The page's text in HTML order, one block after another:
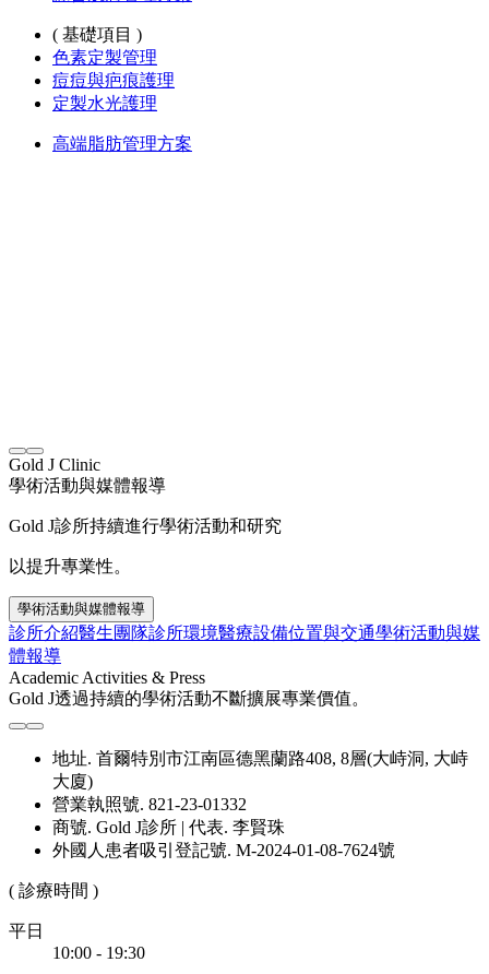
( 基礎項目 )
色素定製管理
痘痘與疤痕護理
定製水光護理
高端脂肪管理方案
Gold J Clinic
學術活動與媒體報導
Gold J診所持續進行學術活動和研究
以提升專業性。
學術活動與媒體報導
診所介紹醫生團隊診所環境醫療設備位置與交通學術活動與媒
體報導
Academic Activities & Press
Gold J透過持續的學術活動不斷擴展專業價值。
地址. 首爾特別市江南區德黑蘭路408, 8層(大峙洞, 大峙
大廈)
營業執照號. 821-23-01332
商號. Gold J診所 | 代表. 李賢珠
外國人患者吸引登記號. M-2024-01-08-7624號
( 診療時間 )
平日
10:00 - 19:30